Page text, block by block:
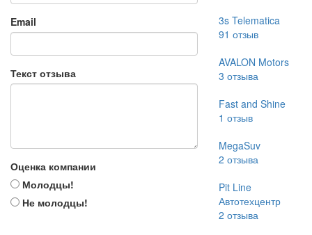
Email
Текст отзыва
Оценка компании
Молодцы!
Не молодцы!
3s Telematica
91 отзыв
AVALON Motors
3 отзыва
Fast and Shine
1 отзыв
MegaSuv
2 отзыва
Pit Line
Автотехцентр
2 отзыва